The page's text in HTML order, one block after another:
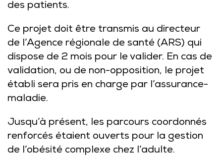
des patients.
Ce projet doit être transmis au directeur
de l’Agence régionale de santé (ARS) qui
dispose de 2 mois pour le valider. En cas de
validation, ou de non-opposition, le projet
établi sera pris en charge par l’assurance-
maladie.
Jusqu’à présent, les parcours coordonnés
renforcés étaient ouverts pour la gestion
de l’obésité complexe chez l’adulte.